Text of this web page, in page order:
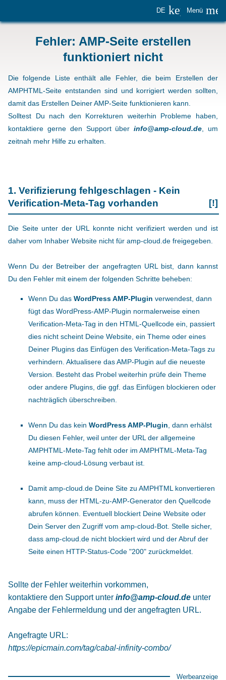
DE Menü
Fehler: AMP-Seite erstellen
funktioniert nicht
Die folgende Liste enthält alle Fehler, die beim Erstellen der
AMPHTML-Seite entstanden sind und korrigiert werden sollten,
damit das Erstellen Deiner AMP-Seite funktionieren kann.
Solltest Du nach den Korrekturen weiterhin Probleme haben,
kontaktiere gerne den Support überinfo@amp-cloud.de, um
zeitnah mehr Hilfe zu erhalten.
1. Verifizierung fehlgeschlagen - Kein
Verification-Meta-Tag vorhanden
[!]
Die Seite unter der URL konnte nicht verifiziert werden und ist
daher vom Inhaber Website nicht für amp-cloud.de freigegeben.
Wenn Du der Betreiber der angefragten URL bist, dann kannst
Du den Fehler mit einem der folgenden Schritte beheben:
Wenn Du das WordPress AMP-Plugin verwendest, dann
fügt das WordPress-AMP-Plugin normalerweise einen
Verification-Meta-Tag in den HTML-Quellcode ein, passiert
dies nicht scheint Deine Website, ein Theme oder eines
Deiner Plugins das Einfügen des Verification-Meta-Tags zu
verhindern. Aktualisere das AMP-Plugin auf die neueste
Version. Besteht das Probel weiterhin prüfe dein Theme
oder andere Plugins, die ggf. das Einfügen blockieren oder
nachträglich überschreiben.
Wenn Du das kein WordPress AMP-Plugin , dann erhälst
Du diesen Fehler, weil unter der URL der allgemeine
AMPHTML-Mete-Tag fehlt oder im AMPHTML-Meta-Tag
keine amp-cloud-Lösung verbaut ist.
Damit amp-cloud.de Deine Site zu AMPHTML konvertieren
kann, muss der HTML-zu-AMP-Generator den Quellcode
abrufen können. Eventuell blockiert Deine Website oder
Dein Server den Zugriff vom amp-cloud-Bot. Stelle sicher,
dass amp-cloud.de nicht blockiert wird und der Abruf der
Seite einen HTTP-Status-Code "200" zurückmeldet.
Sollte der Fehler weiterhin vorkommen,
kontaktiere den Support unter info@amp-cloud.de unter
Angabe der Fehlermeldung und der angefragten URL.
Angefragte URL:
https://epicmain.com/tag/cabal-infinity-combo/
Werbeanzeige